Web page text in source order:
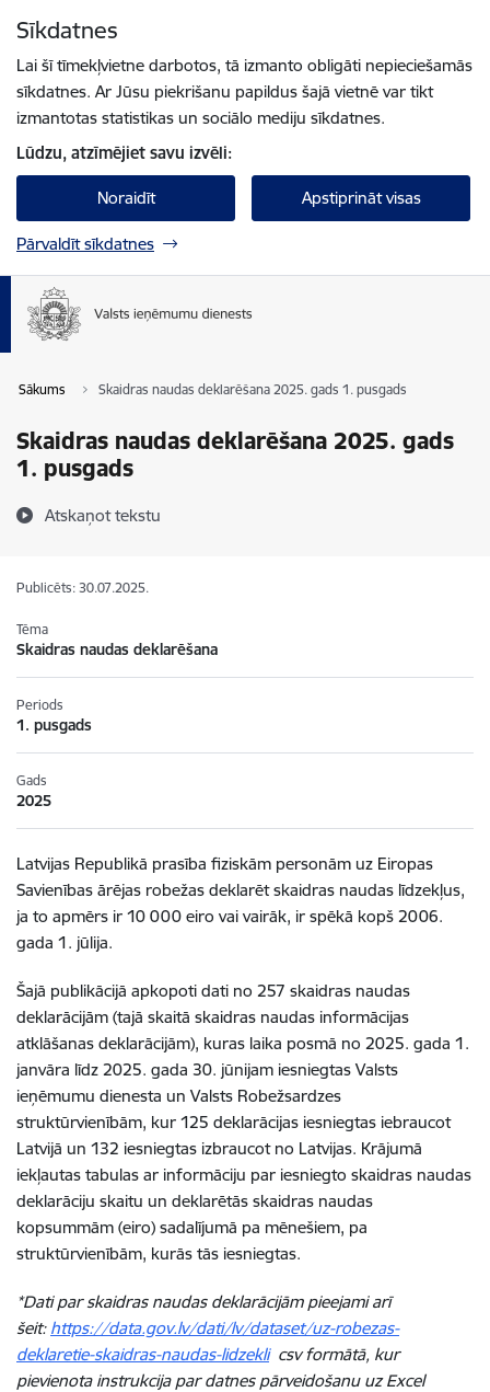
Sīkdatnes
Lai šī tīmekļvietne darbotos, tā izmanto obligāti nepieciešamās
sīkdatnes. Ar Jūsu piekrišanu papildus šajā vietnē var tikt
izmantotas statistikas un sociālo mediju sīkdatnes.
Lūdzu, atzīmējiet savu izvēli:
Noraidīt Apstiprināt visas
Pārvaldīt sīkdatnes
Sākums Skaidras naudas deklarēšana 2025. gads 1. pusgads
Skaidras naudas deklarēšana 2025. gads
1. pusgads
Atskaņot tekstu
Publicēts: 30.07.2025.
Tēma
Skaidras naudas deklarēšana
Periods
1. pusgads
Gads
2025
Latvijas Republikā prasība fiziskām personām uz Eiropas
Savienības ārējas robežas deklarēt skaidras naudas līdzekļus,
ja to apmērs ir 10 000 eiro vai vairāk, ir spēkā kopš 2006.
gada 1. jūlija.
Šajā publikācijā apkopoti dati no 257 skaidras naudas
deklarācijām (tajā skaitā skaidras naudas informācijas
atklāšanas deklarācijām), kuras laika posmā no 2025. gada 1.
janvāra līdz 2025. gada 30. jūnijam iesniegtas Valsts
ieņēmumu dienesta un Valsts Robežsardzes
struktūrvienībām, kur 125 deklarācijas iesniegtas iebraucot
Latvijā un 132 iesniegtas izbraucot no Latvijas. Krājumā
iekļautas tabulas ar informāciju par iesniegto skaidras naudas
deklarāciju skaitu un deklarētās skaidras naudas
kopsummām (eiro) sadalījumā pa mēnešiem, pa
struktūrvienībām, kurās tās iesniegtas.
*Dati par skaidras naudas deklarācijām pieejami arī
šeit: https://data.gov.lv/dati/lv/dataset/uz-robezas-
deklaretie-skaidras-naudas-lidzeklicsv formātā, kur
pievienota instrukcija par datnes pārveidošanu uz Excel